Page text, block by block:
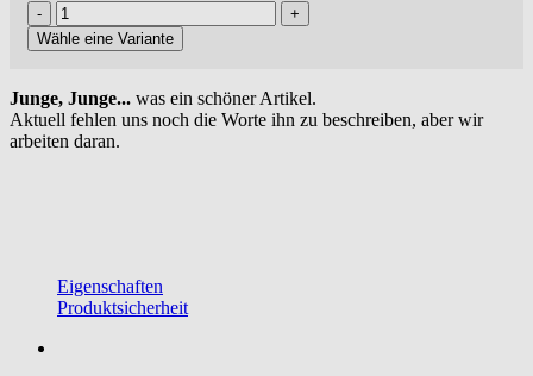
Wähle eine Variante
Junge, Junge... was ein schöner Artikel.
Aktuell fehlen uns noch die Worte ihn zu beschreiben, aber wir
arbeiten daran.
Eigenschaften
Produktsicherheit